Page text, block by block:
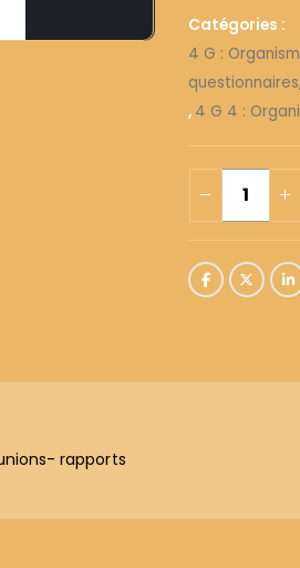
Catégories :
4 G :
, 4 G 4 :
rapports